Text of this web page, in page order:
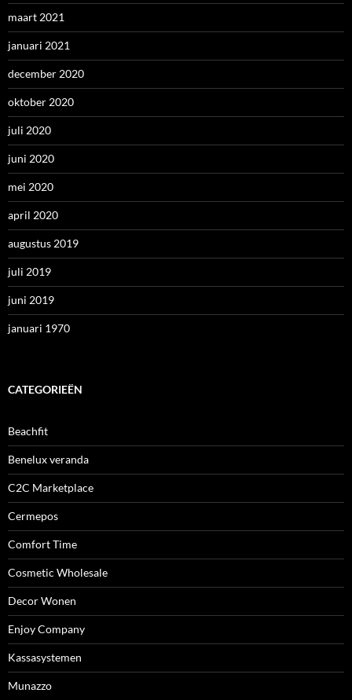
maart 2021
januari 2021
december 2020
oktober 2020
juli 2020
juni 2020
mei 2020
april 2020
augustus 2019
juli 2019
juni 2019
januari 1970
CATEGORIEËN
Beachfit
Benelux veranda
C2C Marketplace
Cermepos
Comfort Time
Cosmetic Wholesale
Decor Wonen
Enjoy Company
Kassasystemen
Munazzo